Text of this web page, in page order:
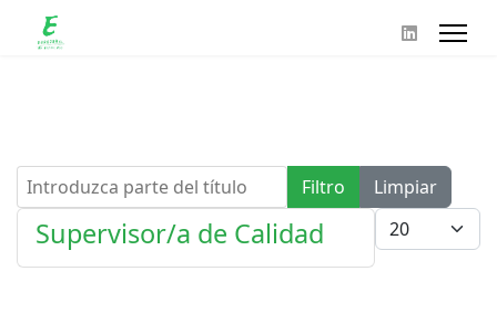
Introduzca parte del título Filtro
Limpiar
Cantidad
Supervisor/a de Calidad